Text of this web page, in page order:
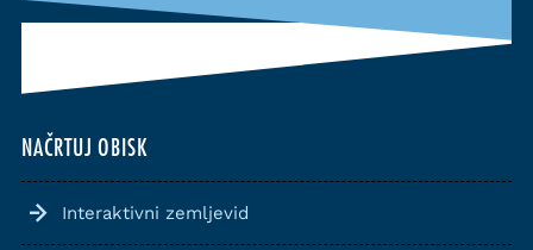
NAČRTUJ OBISK
Interaktivni zemljevid